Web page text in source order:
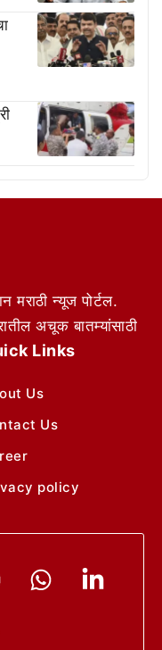
मराठी न्यूज पोर्टल.
अचूक बातम्यांसाठी
Links
Us
Us
policy